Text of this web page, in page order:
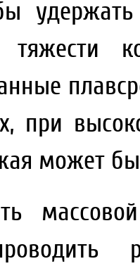
тяжести
при
может